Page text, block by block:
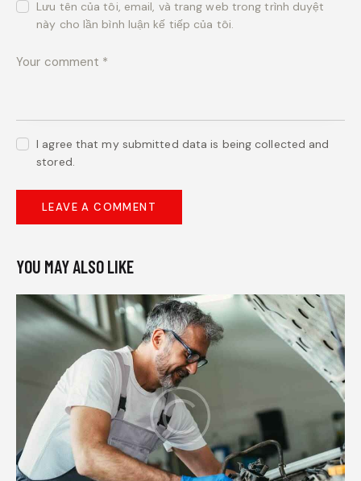
Lưu tên của tôi, email, và trang web trong trình duyệt
này cho lần bình luận kế tiếp của tôi.
I agree that my submitted data is being collected and
stored.
YOU MAY ALSO LIKE